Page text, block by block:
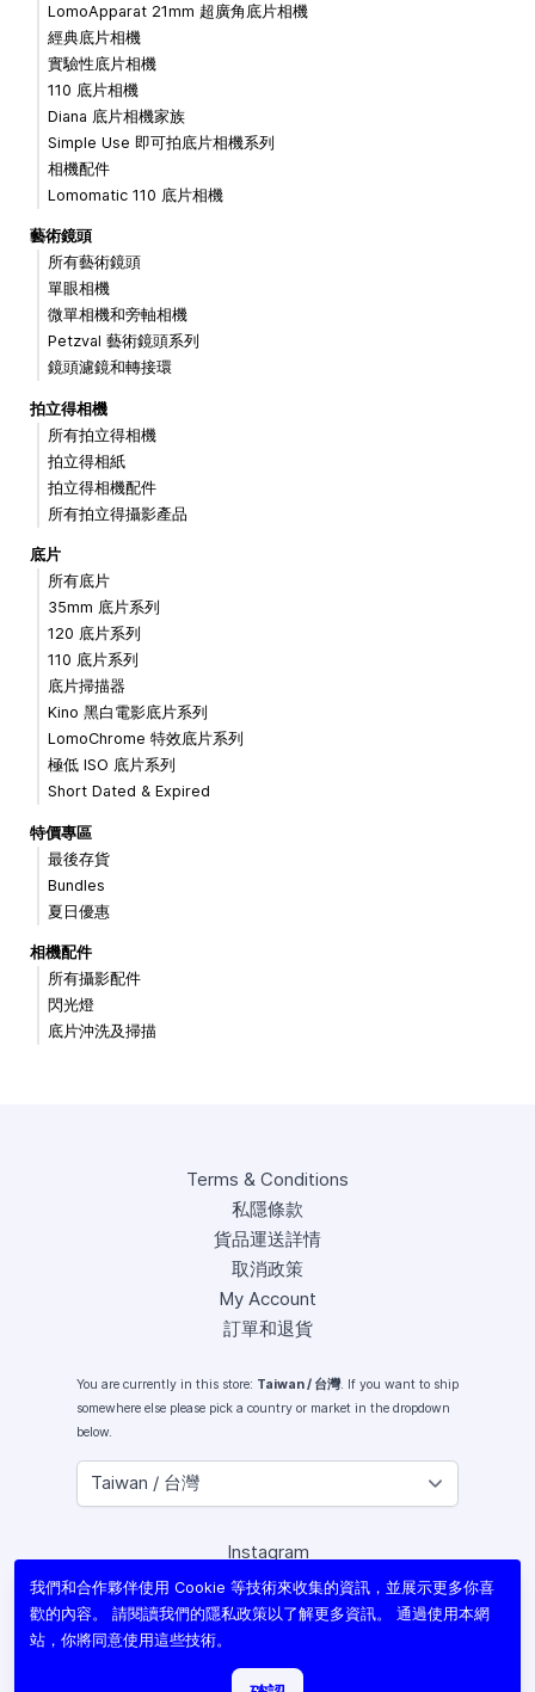
LomoApparat 21mm 超廣角底片相機
經典底片相機
實驗性底片相機
110 底片相機
Diana 底片相機家族
Simple Use 即可拍底片相機系列
相機配件
Lomomatic 110 底片相機
藝術鏡頭
所有藝術鏡頭
單眼相機
微單相機和旁軸相機
Petzval 藝術鏡頭系列
鏡頭濾鏡和轉接環
拍立得相機
所有拍立得相機
拍立得相紙
拍立得相機配件
所有拍立得攝影產品
底片
所有底片
35mm 底片系列
120 底片系列
110 底片系列
底片掃描器
Kino 黑白電影底片系列
LomoChrome 特效底片系列
極低 ISO 底片系列
Short Dated & Expired
特價專區
最後存貨
Bundles
夏日優惠
相機配件
所有攝影配件
閃光燈
底片沖洗及掃描
Terms & Conditions
私隱條款
貨品運送詳情
取消政策
My Account
訂單和退貨
You are currently in this store: Taiwan / 台灣. If you want to ship
somewhere else please pick a country or market in the dropdown
below.
Instagram
Facebook
X (Twitter)
Lomography
我們和合作夥伴使用 Cookie 等技術來收集的資訊，並展示更多你喜
歡的內容。 請閱讀我們的隱私政策以了解更多資訊。 通過使用本網
站，你將同意使用這些技術。